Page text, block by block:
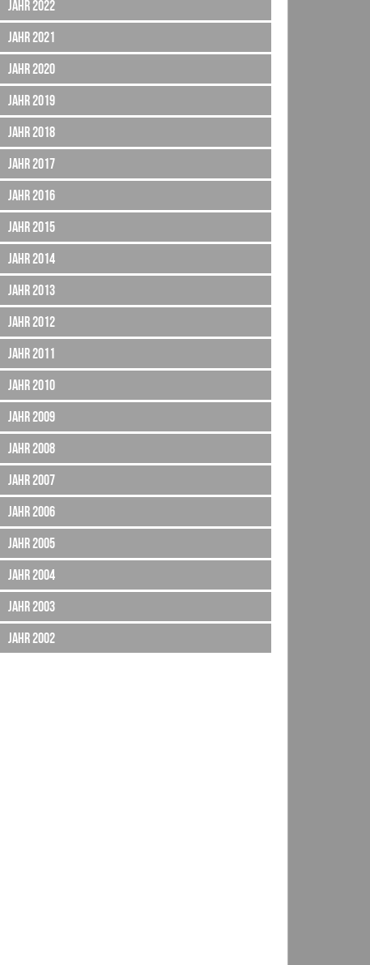
Jahr 2022
Jahr 2021
Jahr 2020
Jahr 2019
Jahr 2018
Jahr 2017
Jahr 2016
Jahr 2015
Jahr 2014
Jahr 2013
Jahr 2012
Jahr 2011
Jahr 2010
Jahr 2009
Jahr 2008
Jahr 2007
Jahr 2006
Jahr 2005
Jahr 2004
Jahr 2003
Jahr 2002